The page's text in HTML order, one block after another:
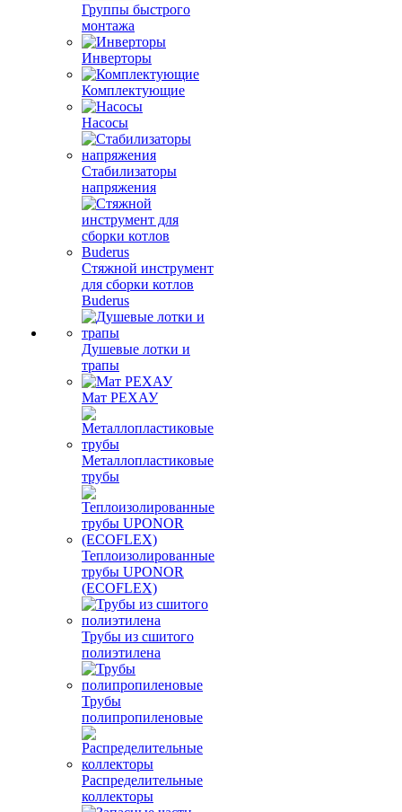
Группы быстрого
монтажа
Инверторы
Комплектующие
Насосы
Стабилизаторы
напряжения
Стяжной инструмент
для сборки котлов
Buderus
Душевые лотки и
трапы
Мат РЕХАУ
Металлопластиковые
трубы
Теплоизолированные
трубы UPONOR
(ECOFLEX)
Трубы из сшитого
полиэтилена
Трубы
полипропиленовые
Распределительные
коллекторы